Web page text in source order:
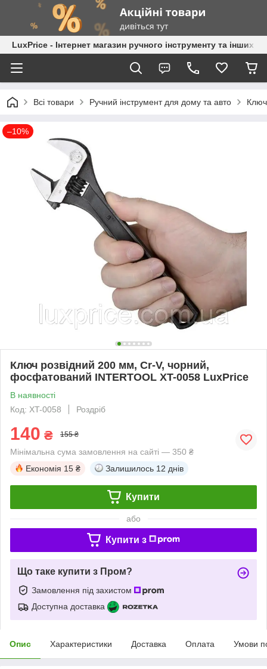
LuxPrice - Інтернет магазин ручного інструменту та інших
Всі товари Ручний інструмент для дому та авто
–10%
Ключ розвідний 200 мм, Cr-V, чорний,
фосфатований INTERTOOL XT-0058 LuxPrice
В наявності
Код: XT-0058
Роздріб
140 ₴ 155 ₴
Мінімальна сума замовлення на сайті — 350 ₴
Економія 15 ₴ Залишилось 12 днів
Купити
або
Купити з
Що таке купити з Пром?
Замовлення під захистом
Доступна доставка
Опис Характеристики Доставка Оплата Умови